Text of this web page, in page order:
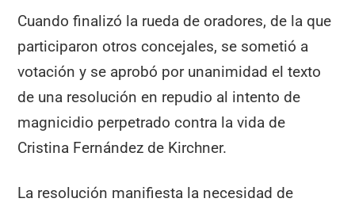
Cuando finalizó la rueda de oradores, de la que
participaron otros concejales, se sometió a
votación y se aprobó por unanimidad el texto
de una resolución en repudio al intento de
magnicidio perpetrado contra la vida de
Cristina Fernández de Kirchner.
La resolución manifiesta la necesidad de